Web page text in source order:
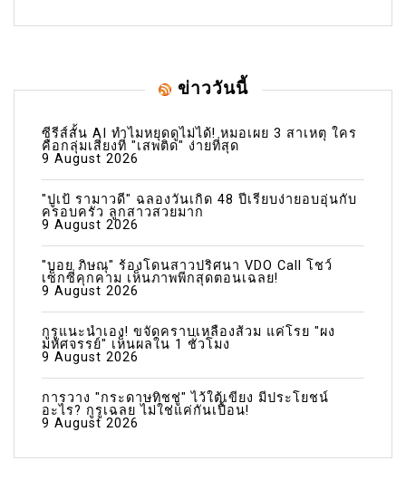
ข่าววันนี้
ซีรีส์สั้น AI ทำไมหยุดดูไม่ได้! หมอเผย 3 สาเหตุ ใคร
คือกลุ่มเสี่ยงที่ "เสพติด" ง่ายที่สุด
9 August 2026
"ปูเป้ รามาวดี" ฉลองวันเกิด 48 ปีเรียบง่ายอบอุ่นกับ
ครอบครัว ลูกสาวสวยมาก
9 August 2026
"บอย ภิษณุ" ร้องโดนสาวปริศนา VDO Call โชว์
เซ็กซี่คุกคาม เห็นภาพพีกสุดตอนเฉลย!
9 August 2026
กูรูแนะนำเอง! ขจัดคราบเหลืองส้วม แค่โรย "ผง
มหัศจรรย์" เห็นผลใน 1 ชั่วโมง
9 August 2026
การวาง "กระดาษทิชชู่" ไว้ใต้เขียง มีประโยชน์
อะไร? กูรูเฉลย ไม่ใช่แค่กันเปื้อน!
9 August 2026